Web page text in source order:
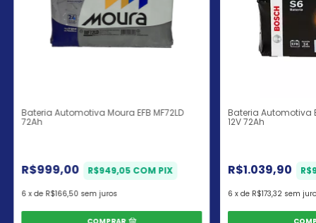
Bateria Automotiva Moura EFB MF72LD
72Ah
R$999,00 R$949,05 COM PIX
6 xde R$166,50 sem juros
Bateria Automotiva
12V 72Ah
R$1.039,90
6 xde R$173,32 sem